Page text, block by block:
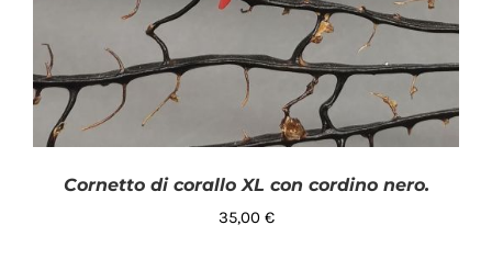
Cornetto di corallo XL con cordino nero.
35,00 €